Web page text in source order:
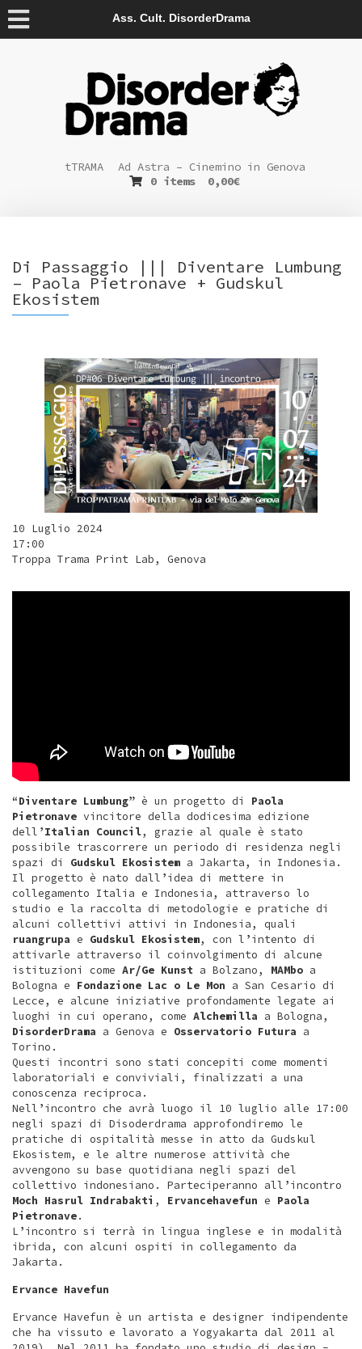
Ass. Cult. DisorderDrama
tTRAMA
Ad Astra – Cinemino in Genova
0 items
0,00€
Di Passaggio ||| Diventare Lumbung
– Paola Pietronave + Gudskul
Ekosistem
10 Luglio 2024
17:00
Troppa Trama Print Lab, Genova
“Diventare Lumbung” è un progetto di Paola
Pietronave vincitore della dodicesima edizione
dell’Italian Council, grazie al quale è stato
possibile trascorrere un periodo di residenza negli
spazi di Gudskul Ekosistem a Jakarta, in Indonesia.
Il progetto è nato dall’idea di mettere in
collegamento Italia e Indonesia, attraverso lo
studio e la raccolta di metodologie e pratiche di
alcuni collettivi attivi in Indonesia, quali
ruangrupa e Gudskul Ekosistem, con l’intento di
attivarle attraverso il coinvolgimento di alcune
istituzioni come Ar/Ge Kunst a Bolzano, MAMbo a
Bologna e Fondazione Lac o Le Mon a San Cesario di
Lecce, e alcune iniziative profondamente legate ai
luoghi in cui operano, come Alchemilla a Bologna,
DisorderDrama a Genova e Osservatorio Futura a
Torino.
Questi incontri sono stati concepiti come momenti
laboratoriali e conviviali, finalizzati a una
conoscenza reciproca.
Nell’incontro che avrà luogo il 10 luglio alle 17:00
negli spazi di Disoderdrama approfondiremo le
pratiche di ospitalità messe in atto da Gudskul
Ekosistem, e le altre numerose attività che
avvengono su base quotidiana negli spazi del
collettivo indonesiano. Parteciperanno all’incontro
Moch Hasrul Indrabakti , Ervancehavefun e Paola
Pietronave.
L’incontro si terrà in lingua inglese e in modalità
ibrida, con alcuni ospiti in collegamento da
Jakarta.
Ervance Havefun
Ervance Havefun è un artista e designer indipendente
che ha vissuto e lavorato a Yogyakarta dal 2011 al